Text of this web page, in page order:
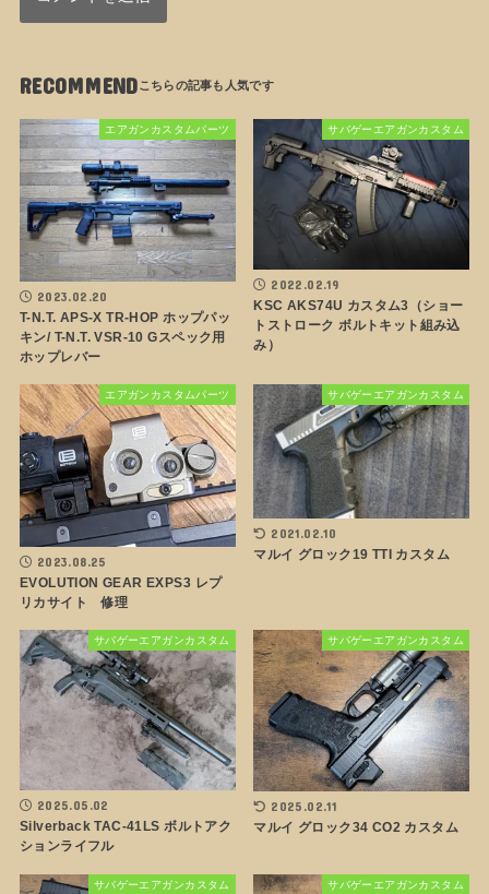
RECOMMEND
エアガンカスタムパーツ
2023.02.20
T-N.T. APS-X TR-HOP ホップパッ
キン/ T-N.T. VSR-10 Gスペック用
ホップレバー
サバゲーエアガンカスタム
2022.02.19
KSC AKS74U カスタム3（ショー
トストローク ボルトキット組み込
み）
エアガンカスタムパーツ
2023.08.25
EVOLUTION GEAR EXPS3 レプ
リカサイト 修理
サバゲーエアガンカスタム
2021.02.10
マルイ グロック19 TTI カスタム
サバゲーエアガンカスタム
2025.05.02
Silverback TAC-41LS ボルトアク
ションライフル
サバゲーエアガンカスタム
2025.02.11
マルイ グロック34 CO2 カスタム
サバゲーエアガンカスタム サバゲーエアガンカスタム